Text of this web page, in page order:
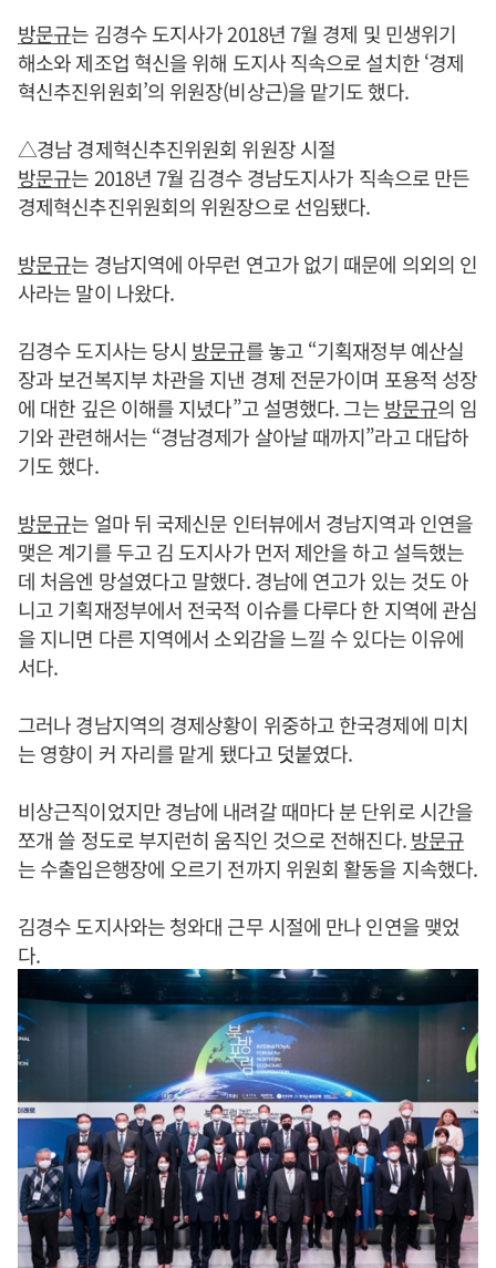
방문규는 김경수 도지사가 2018년 7월 경제 및 민생위기
해소와 제조업 혁신을 위해 도지사 직속으로 설치한 ‘경제
혁신추진위원회’의 위원장(비상근)을 맡기도 했다.
△경남 경제혁신추진위원회 위원장 시절
방문규는 2018년 7월 김경수 경남도지사가 직속으로 만든
경제혁신추진위원회의 위원장으로 선임됐다.
방문규는 경남지역에 아무런 연고가 없기 때문에 의외의 인
사라는 말이 나왔다.
김경수 도지사는 당시 방문규를 놓고 “기획재정부 예산실
장과 보건복지부 차관을 지낸 경제 전문가이며 포용적 성장
에 대한 깊은 이해를 지녔다”고 설명했다. 그는방문규의 임
기와 관련해서는 “경남경제가 살아날 때까지”라고 대답하
기도 했다.
방문규는 얼마 뒤 국제신문 인터뷰에서 경남지역과 인연을
맺은 계기를 두고 김 도지사가 먼저 제안을 하고 설득했는
데 처음엔 망설였다고 말했다. 경남에 연고가 있는 것도 아
니고 기획재정부에서 전국적 이슈를 다루다 한 지역에 관심
을 지니면 다른 지역에서 소외감을 느낄 수 있다는 이유에
서다.
그러나 경남지역의 경제상황이 위중하고 한국경제에 미치
는 영향이 커 자리를 맡게 됐다고 덧붙였다.
비상근직이었지만 경남에 내려갈 때마다 분 단위로 시간을
쪼개 쓸 정도로 부지런히 움직인 것으로 전해진다.방문규
는 수출입은행장에 오르기 전까지 위원회 활동을 지속했다.
김경수 도지사와는 청와대 근무 시절에 만나 인연을 맺었
다.